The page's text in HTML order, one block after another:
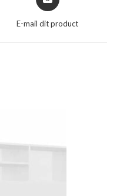
in
nieuw
E-mail dit product